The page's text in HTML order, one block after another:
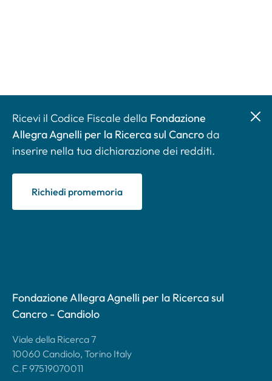
Ricevi il Codice Fiscale della Fondazione
Allegra Agnelli per la Ricerca sul Cancroda
inserire nella tua dichiarazione dei redditi.
Richiedi promemoria
Fondazione Allegra Agnelli per la Ricerca sul
Cancro - Candiolo
Viale della Ricerca 7
10060 Candiolo, Torino Italy
C.F 97519070011